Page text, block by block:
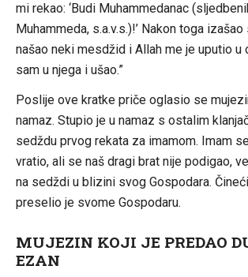
mi rekao: ‘Budi Muhammedanac
Muhammeda, s.a.v.s.)!’ Nakon toga
našao neki mesdžid i Allah me je uputio u
sam u njega i ušao.”
Poslije ove kratke priče oglasio se
namaz. Stupio je u namaz s ostalim
sedždu prvog rekata za imamom. Imam
vratio, ali se naš dragi brat nije podigao,
na sedždi u blizini svog Gospodara.
preselio je svome Gospodaru.
MUJEZIN KOJI JE PREDAO
EZAN